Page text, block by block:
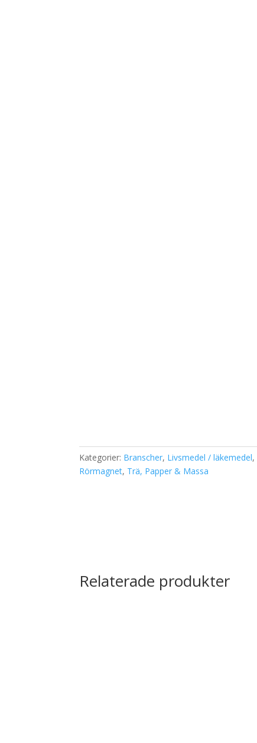
Kategorier: Branscher, Livsmedel / läkemedel,
Rörmagnet, Trä, Papper & Massa
Relaterade produkter